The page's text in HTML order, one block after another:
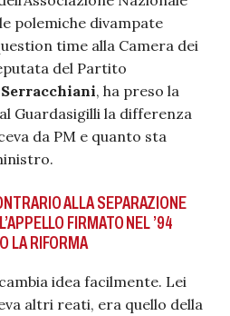
polemiche divampate
time alla Camera dei
del Partito
Serracchiani, ha preso la
Guardasigilli la differenza
da PM e quanto sta
ALLA SEPARAZIONE
FIRMATO NEL ’94
LA RIFORMA
idea facilmente. Lei
altri reati, era quello della